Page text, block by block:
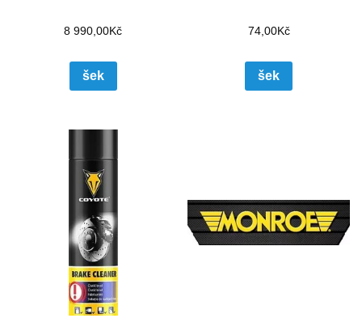
8 990,00Kč
šek
74,00Kč
šek